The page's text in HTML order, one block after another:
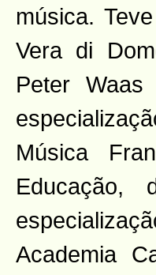
música.
Vera di
Peter
Música
Educação,
Academia